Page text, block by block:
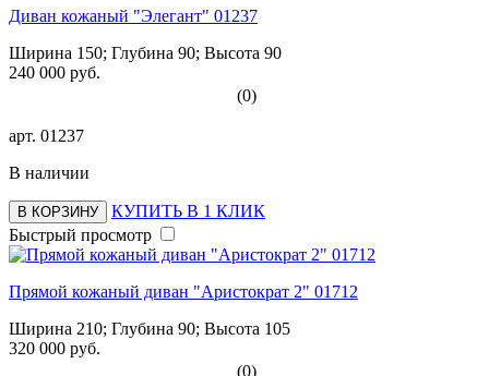
Диван кожаный "Элегант" 01237
Ширина 150; Глубина 90; Высота 90
240 000 руб.
(0)
арт. 01237
В наличии
В КОРЗИНУ
КУПИТЬ В 1 КЛИК
Быстрый просмотр
Прямой кожаный диван "Аристократ 2" 01712
Ширина 210; Глубина 90; Высота 105
320 000 руб.
(0)